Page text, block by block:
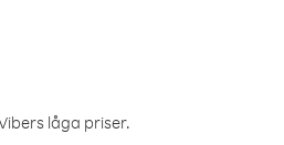
låga priser.